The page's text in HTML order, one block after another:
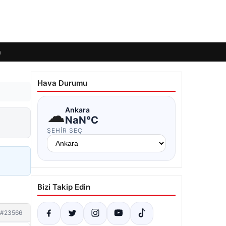
#23566
Hava Durumu
☁Ankara
NaN°C
ŞEHIR SEÇ
Bizi Takip Edin